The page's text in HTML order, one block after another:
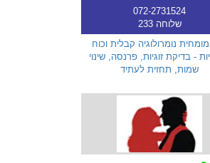
072-2731524
שלוחה 233
מומחית נומרולוגיה קבלית וכוח
- בדיקת זוגיות, פרנסה, שינוי
שמות, תחזית לעתיד